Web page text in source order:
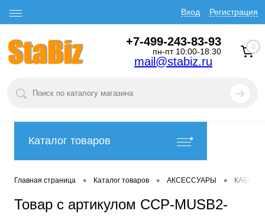
Вход Регистрация
+7-499-243-83-93
пн-пт 10:00-18:30
mail@stabiz.ru
0
Каталог товаров
Главная страница • Каталог товаров • АКСЕССУАРЫ •
Товар с артикулом CCP-MUSB2-